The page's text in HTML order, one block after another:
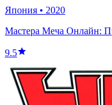
Япония • 2020
Мастера Меча Онлайн:
9.5